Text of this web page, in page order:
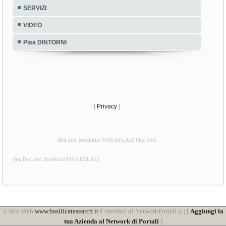
SERVIZI
VIDEO
Pisa DINTORNI
[ Privacy ]
Bed and Breakfast PISA RELAIS Pisa Foto
Tag Bed and Breakfast PISA RELAIS
il Sito Web www.basilicatasearch.itè membro di NetworkPortali.it | [ Aggiungi la
tua Azienda al Network di Portali]